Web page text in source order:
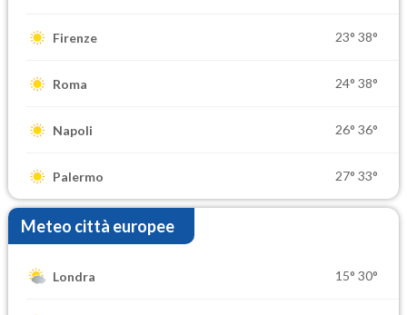
Firenze 23° 38°
Roma 24° 38°
Napoli 26° 36°
Palermo 27° 33°
Meteo città europee
Londra 15° 30°